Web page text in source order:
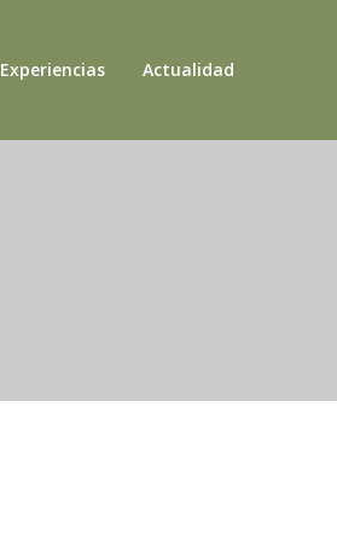
Experiencias Actualidad